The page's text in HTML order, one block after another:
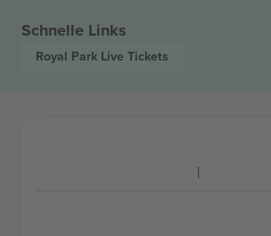
Schnelle Links
Royal Park Live Tickets